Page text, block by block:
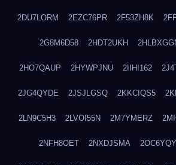
2DU7LORM 2EZC76PR 2F53ZH8K
2G8M6D58 2HDT2UKH
2HO7QAUP 2HYWPJNU 2IIHI162
2JG4QYDE 2JSJLGSQ 2KKCIQS5
2LN9C5H3 2LVOI55N 2M7YMERZ
2NFH8OET 2NXDJSMA